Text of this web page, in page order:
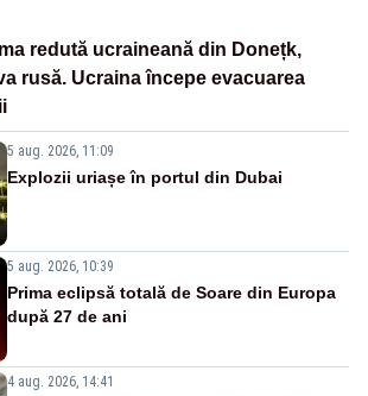
redută ucraineană din Donețk,
rusă. Ucraina începe evacuarea
5 aug. 2026, 11:09
Explozii uriașe în portul din Dubai
5 aug. 2026, 10:39
Prima eclipsă totală de Soare din Europa
după 27 de ani
4 aug. 2026, 14:41